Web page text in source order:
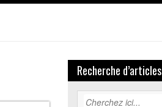
Recherche d’articles